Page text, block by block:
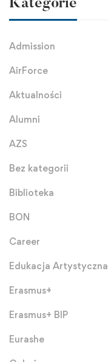
Kategorie
Admission
AirForce
Aktualności
Alumni
AZS
Bez kategorii
Biblioteka
BON
Career
Edukacja Artystyczna
Erasmus+
Erasmus+ BIP
Eurashe